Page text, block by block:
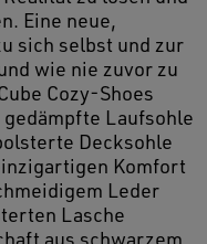
Eine neue,
sich selbst und zur
wie nie zuvor zu
Cozy-Shoes
Laufsohle
Decksohle
Komfort
Leder
Lasche
aus schwarzem